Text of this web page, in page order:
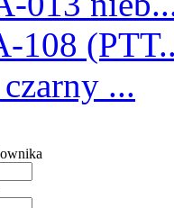
108
...